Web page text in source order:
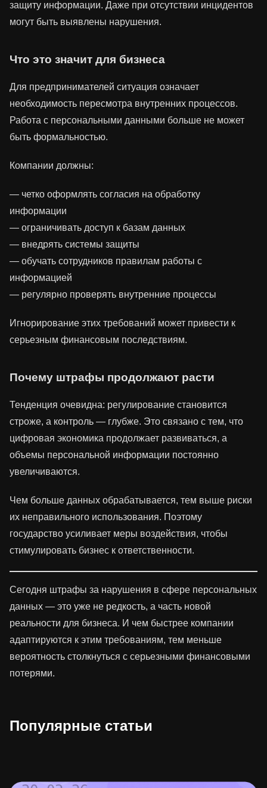
защиту информации. Даже при отсутствии инцидентов
могут быть выявлены нарушения.
Что это значит для бизнеса
Для предпринимателей ситуация означает
необходимость пересмотра внутренних процессов.
Работа с персональными данными больше не может
быть формальностью.
Компании должны:
— четко оформлять согласия на обработку
информации
— ограничивать доступ к базам данных
— внедрять системы защиты
— обучать сотрудников правилам работы с
информацией
— регулярно проверять внутренние процессы
Игнорирование этих требований может привести к
серьезным финансовым последствиям.
Почему штрафы продолжают расти
Тенденция очевидна: регулирование становится
строже, а контроль — глубже. Это связано с тем, что
цифровая экономика продолжает развиваться, а
объемы персональной информации постоянно
увеличиваются.
Чем больше данных обрабатывается, тем выше риски
их неправильного использования. Поэтому
государство усиливает меры воздействия, чтобы
стимулировать бизнес к ответственности.
Сегодня штрафы за нарушения в сфере персональных
данных — это уже не редкость, а часть новой
реальности для бизнеса. И чем быстрее компании
адаптируются к этим требованиям, тем меньше
вероятность столкнуться с серьезными финансовыми
потерями.
Популярные статьи